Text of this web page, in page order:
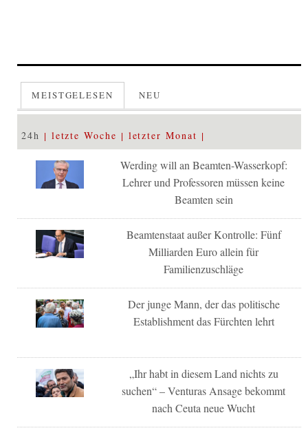
MEISTGELESEN NEU
24h letzte Woche letzter Monat
Werding will an Beamten-Wasserkopf:
Lehrer und Professoren müssen keine
Beamten sein
Beamtenstaat außer Kontrolle: Fünf
Milliarden Euro allein für
Familienzuschläge
Der junge Mann, der das politische
Establishment das Fürchten lehrt
„Ihr habt in diesem Land nichts zu
suchen“ – Venturas Ansage bekommt
nach Ceuta neue Wucht